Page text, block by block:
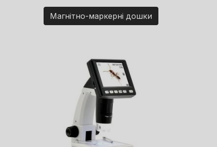
Магнітно-маркерні дошки